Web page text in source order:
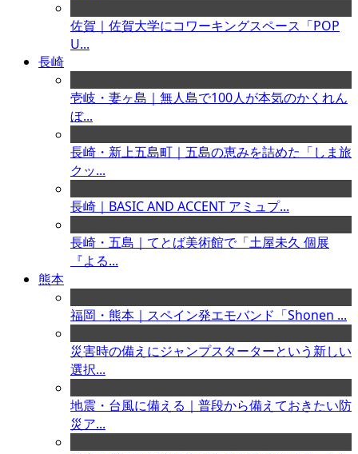
佐賀｜佐賀大学にコワーキングスペース「POP
U...
長崎
壱岐・妻ヶ島｜無人島で100人が本気のかくれん
ぼ...
長崎・新上五島町｜五島の恵みを詰めた「しま旅
クッ...
長崎｜BASIC AND ACCENT アミュプ...
長崎・五島｜てとば美術館で「土屋未久 個展
『よる...
熊本
福岡・熊本｜スペイン発エモバンド「Shonen ...
災害時の備えにジャンプスターターという新しい
選択...
地震・台風に備える｜普段から備えておきたい防
災ア...